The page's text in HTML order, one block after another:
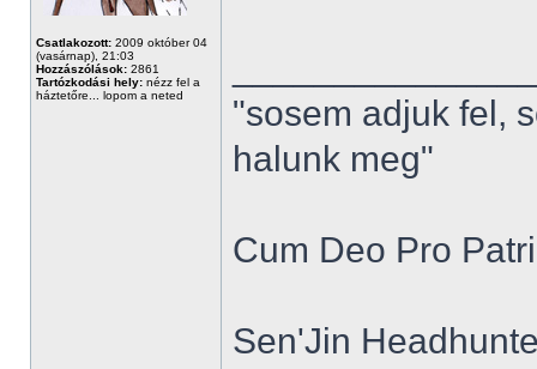
Csatlakozott: 2009 október 04
(vasárnap), 21:03
Hozzászólások: 2861
Tartózkodási hely: nézz fel a
háztetőre... lopom a neted
"sosem adjuk fel,
halunk meg"
Cum Deo Pro
Sen'Jin